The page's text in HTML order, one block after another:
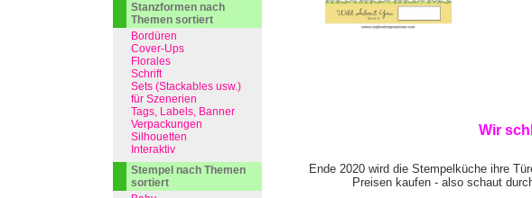
Wir
Ende 2020 wird die Stempelküche ihre
Preisen kaufen - also schaut
Stanzformen nach
Themen sortiert
Bordüren
Cover-Ups
Florales
Schrift
Sets (Stackables usw.)
für Szenerien
Tags, Labels, Banner
Verpackungen
Silhouetten
Interaktiv
Stempel nach Themen
sortiert